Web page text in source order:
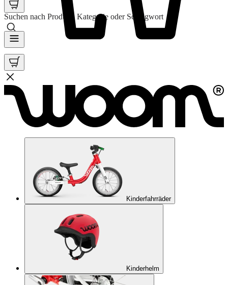
Suchen nach Produkt, Kategorie oder Schlagwort
Kinderfahrräder
Kinderhelm